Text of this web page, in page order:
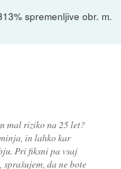
spremenljive obr. m.
mal riziko na 25 let?
in lahko kar
Pri fiksni pa vsaj
da ne bote